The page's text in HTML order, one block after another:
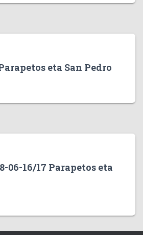
eta San Pedro
06-16/17 Parapetos eta